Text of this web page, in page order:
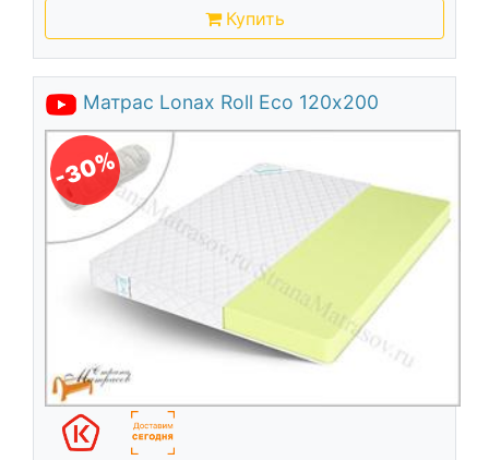
Купить
Матрас Lonax Roll Eco 120х200
-30%